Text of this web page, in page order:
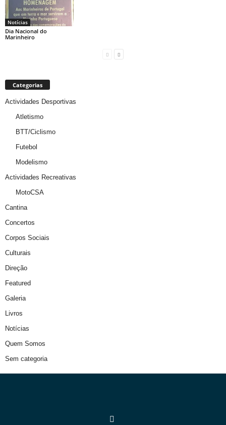
Notícias
Dia Nacional do
Marinheiro
Categorias
Actividades Desportivas
Atletismo
BTT/Ciclismo
Futebol
Modelismo
Actividades Recreativas
MotoCSA
Cantina
Concertos
Corpos Sociais
Culturais
Direção
Featured
Galeria
Livros
Notícias
Quem Somos
Sem categoria